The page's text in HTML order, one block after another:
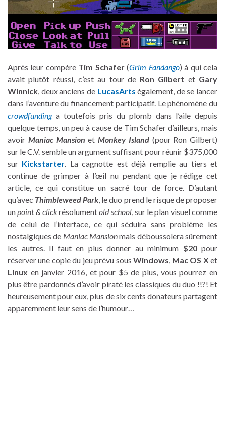
Après leur compère Tim Schafer(Grim Fandango) à qui cela
avait plutôt réussi, c’est au tour de Ron Gilbert et Gary
Winnick, deux anciens de LucasArts également, de se lancer
dans l’aventure du financement participatif. Le phénomène du
crowdfundinga toutefois pris du plomb dans l’aile depuis
quelque temps, un peu à cause de Tim Schafer d’ailleurs, mais
avoir Maniac Mansion et Monkey Island(pour Ron Gilbert)
sur le C.V. semble un argument suffisant pour réunir $375,000
sur Kickstarter. La cagnotte est déjà remplie au tiers et
continue de grimper à l’œil nu pendant que je rédige cet
article, ce qui constitue un sacré tour de force. D’autant
qu’avec Thimbleweed Park, le duo prend le risque de proposer
unpoint & clickrésolumentold school, sur le plan visuel comme
de celui de l’interface, ce qui séduira sans problème les
nostalgiques de Maniac Mansionmais déboussolera sûrement
les autres. Il faut en plus donner au minimum $20pour
réserver une copie du jeu prévu sousWindows, Mac OS Xet
Linux en janvier 2016, et pour $5 de plus, vous pourrez en
plus être pardonnés d’avoir piraté les classiques du duo !!?! Et
heureusement pour eux, plus de six cents donateurs partagent
apparemment leur sens de l’humour…